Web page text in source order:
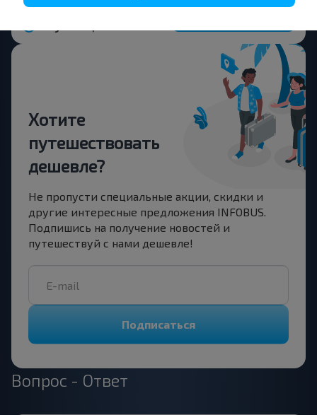
Хотите
путешествовать
дешевле?
Не пропусти специальные акции, скидки и
другие интересные предложения INFOBUS.
Подпишись на получение новостей и
путешествуй с нами дешевле!
Подписаться
Вопрос - Ответ